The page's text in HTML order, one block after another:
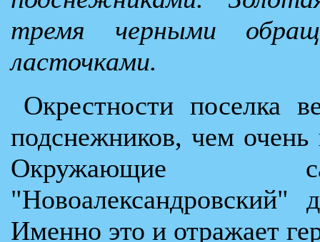
тремя черными
ласточками.
Окрестности поселка
подснежников, чем очень
Окружающие
"Новоалександровский"
Именно это и отражает